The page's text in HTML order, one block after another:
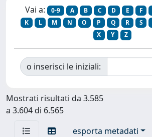
Vai a: 0-9 A B C D E F
K
L M N O P Q R S
X
Y Z
o inserisci le iniziali:
Mostrati risultati da 3.585
a 3.604 di 6.565
esporta metadati